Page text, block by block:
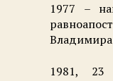
1977 –
1981,